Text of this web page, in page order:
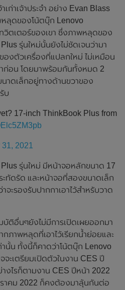
ก่าเจ้าประจำ อย่าง Evan Blass
หลุดของโน้ตบุ๊ก Lenovo
วิตเตอร์ของเขา ซึ่งภาพหลุดของ
รุ่นใหม่นั้นยังไม่ชัดเจนว่ามา
องตัวเครื่องที่แปลกใหม่ ไม่เหมือน
าก่อน โดยมาพร้อมกันทั้งหมด 2
าดเล็กอยู่ทางด้านขวาของ
บ
17-inch ThinkBook Plus from
2021
รุ่นใหม่ มีหน้าจอหลักขนาด 17
ทัดรัด และหน้าจอที่สองขนาดเล็ก
ะรองรับปากกาเอาไว้สำหรับวาด
ติอื่นๆยังไม่มีการเปิดเผยออกมา
ภาพหลุดที่เอาไว้เรียกน้ำย่อยและ
นั้น ทั้งนี้ก็คาดว่าโน้ตบุ๊ก Lenovo
จะเตรียมเปิดตัวในงาน CES ปี
งไรก็ตามงาน CES ปีหน้า 2022
าคม 2022 ก็คงต้องมาลุ้นกันต่อ